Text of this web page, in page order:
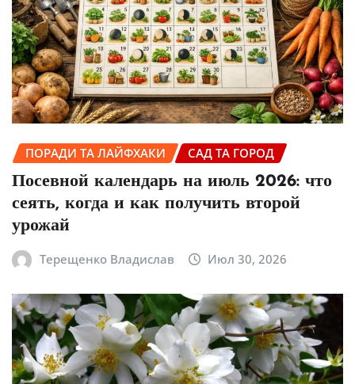
ПОРАДИ ТА ЛАЙФХАКИ САД ТА ГОРОД
Посевной календарь на июль 2026: что
сеять, когда и как получить второй
урожай
Терещенко Владислав Июл 30, 2026